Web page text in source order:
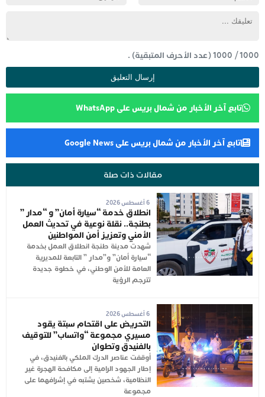
1000
/
1000(عدد الأحرف المتبقية) .
تابع آخر الأخبار من شمال بريس على WhatsApp
تابع آخر الأخبار من شمال بريس على Google News
مقالات ذات صلة
6 أغسطس 2026
انطلاق خدمة “سيارة أمان” و “مدار ”
بطنجة.. نقلة نوعية في تحديث العمل
الأمني وتعزيز أمن المواطنين
شهدت مدينة طنجة انطلاق العمل بخدمة
“سيارة أمان” و”مدار ” التابعة للمديرية
العامة للأمن الوطني، في خطوة جديدة
تترجم الرؤية
6 أغسطس 2026
التحريض على اقتحام سبتة يقود
مسيري مجموعة “واتساب” للتوقيف
بالفنيدق وتطوان
أوقفت عناصر الدرك الملكي بالفنيدق، في
إطار الجهود الرامية إلى مكافحة الهجرة غير
النظامية، شخصين يشتبه في إشرافهما على
مجموعة